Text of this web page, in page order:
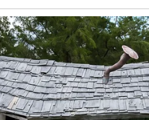
– “Veruj novom
optimizma. Tvoj anđeo
poruke i prilike. Ne ignoriši
nisu slučajne.